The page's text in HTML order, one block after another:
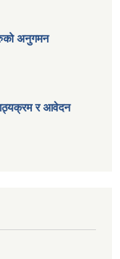
अनुगमन
र आवेदन